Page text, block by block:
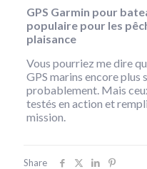
GPS Garmin pour
populaire pour les
plaisance
Vous pourriez me dire
GPS marins encore plus
probablement. Mais
testés en action et
mission.
Share